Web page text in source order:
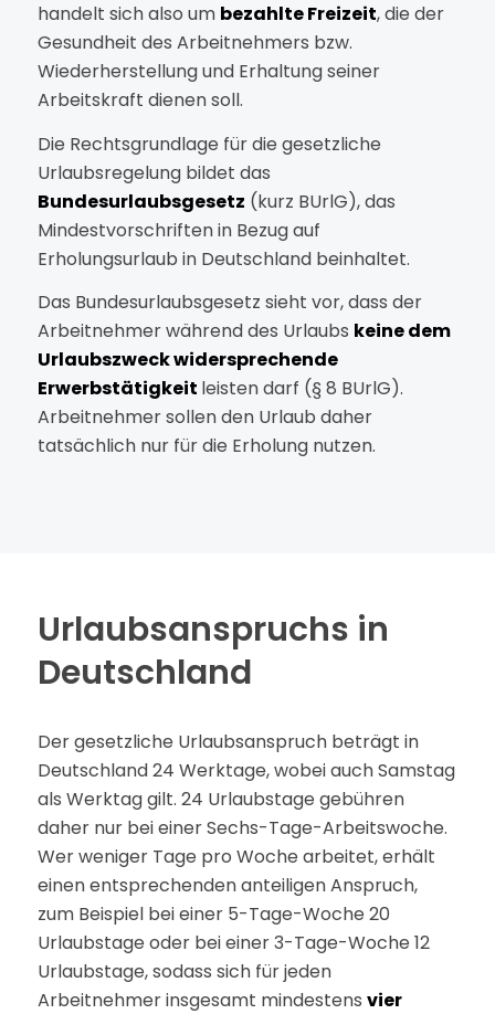
handelt sich also um bezahlte Freizeit, die der
Gesundheit des Arbeitnehmers bzw.
Wiederherstellung und Erhaltung seiner
Arbeitskraft dienen soll.
Die Rechtsgrundlage für die gesetzliche
Urlaubsregelung bildet das
Bundesurlaubsgesetz (kurz BUrlG), das
Mindestvorschriften in Bezug auf
Erholungsurlaub in Deutschland beinhaltet.
Das Bundesurlaubsgesetz sieht vor, dass der
Arbeitnehmer während des Urlaubs keine dem
Urlaubszweck widersprechende
Erwerbstätigkeit leisten darf (§ 8 BUrlG).
Arbeitnehmer sollen den Urlaub daher
tatsächlich nur für die Erholung nutzen.
Urlaubsanspruchs in
Deutschland
Der gesetzliche Urlaubsanspruch beträgt in
Deutschland 24 Werktage, wobei auch Samstag
als Werktag gilt. 24 Urlaubstage gebühren
daher nur bei einer Sechs-Tage-Arbeitswoche.
Wer weniger Tage pro Woche arbeitet, erhält
einen entsprechenden anteiligen Anspruch,
zum Beispiel bei einer 5-Tage-Woche 20
Urlaubstage oder bei einer 3-Tage-Woche 12
Urlaubstage, sodass sich für jeden
Arbeitnehmer insgesamt mindestens vier